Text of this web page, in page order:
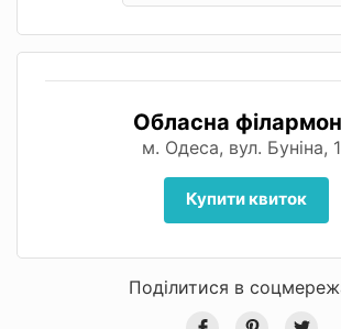
Обласна
м. Одеса, вул. Буніна,
Купити квиток
Поділитися в